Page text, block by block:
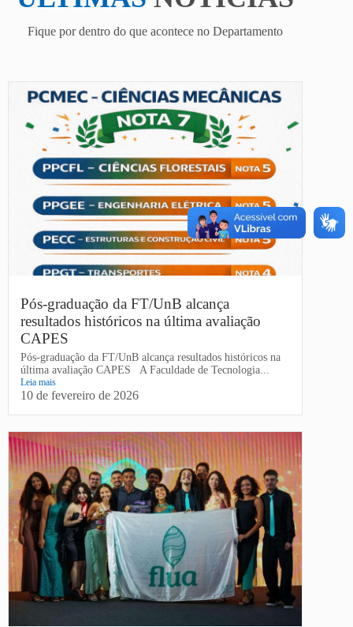
Fique por dentro do que acontece no Departamento
Pós-graduação da FT/UnB alcança
resultados históricos na última avaliação
CAPES
Pós-graduação da FT/UnB alcança resultados históricos na
última avaliação CAPES A Faculdade de Tecnologia...
Leia mais
10 de fevereiro de 2026